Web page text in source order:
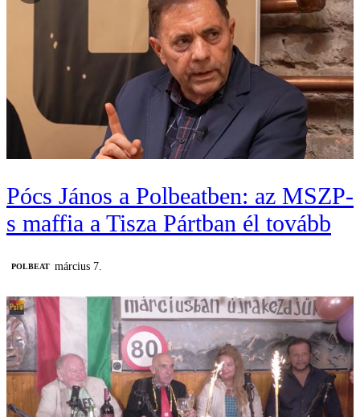
Pócs János a Polbeatben: az MSZP-
s maffia a Tisza Pártban él tovább
‎POLBEAT március 7.